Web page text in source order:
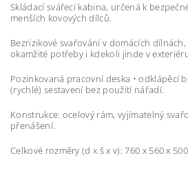
Skládací svářecí kabina, určená k
menších kovových dílců.
Bezrizikové svařování v domácích
okamžité potřeby i kdekoli jinde v
Pozinkovaná pracovní deska • odklápěcí
(rychlé) sestavení bez použití nářadí.
Konstrukce: ocelový rám, vyjímatelný
přenášení.
Celkové rozměry (d x š x v): 760 x 560 x